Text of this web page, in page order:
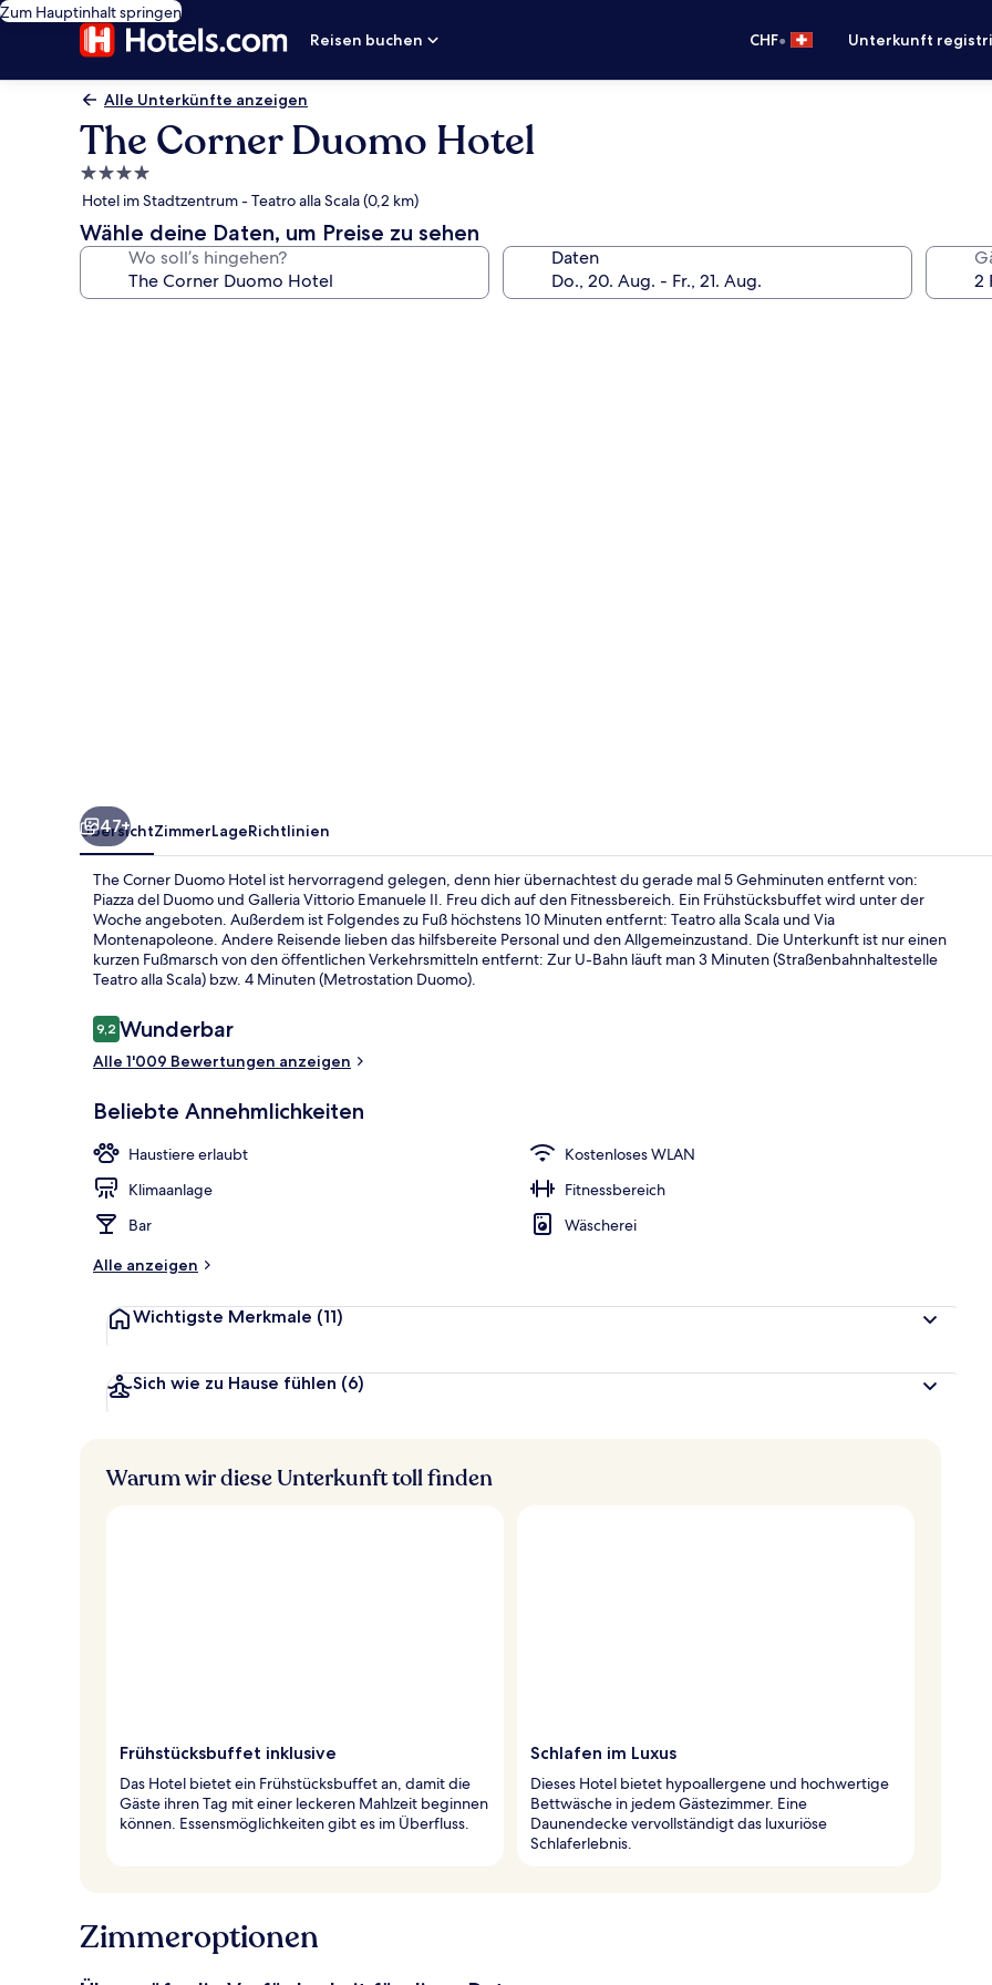
Zum Hauptinhalt springen
Reisen buchen
CHF• Unterkunft
Alle Unterkünfte anzeigen
The Corner Duomo Hotel
4.0-
Sterne-
Unterkunft
Hotel im Stadtzentrum - Teatro alla Scala (0,2 km)
Wähle deine Daten, um Preise zu sehen
Wo soll’s hingehen? Daten
Suite, 1
47+
ÜbersichtZimmerLageRichtlinien
The Corner Duomo Hotel ist hervorragend gelegen, denn hier übernachtest du gerade mal 5 Gehminuten entfernt von:
Piazza del Duomo und Galleria Vittorio Emanuele II. Freu dich auf den Fitnessbereich. Ein Frühstücksbuffet wird unter der
Woche angeboten. Außerdem ist Folgendes zu Fuß höchstens 10 Minuten entfernt: Teatro alla Scala und Via
Montenapoleone. Andere Reisende lieben das hilfsbereite Personal und den Allgemeinzustand. Die Unterkunft ist nur einen
kurzen Fußmarsch von den öffentlichen Verkehrsmitteln entfernt: Zur U-Bahn läuft man 3 Minuten (Straßenbahnhaltestelle
Teatro alla Scala) bzw. 4 Minuten (Metrostation Duomo).
Bewertungen
9,29,2 von 10.
Wunderbar
Alle 1'009 Bewertungen anzeigen
Beliebte Annehmlichkeiten
Haustiere erlaubt
Kostenloses WLAN
Klimaanlage
Fitnessbereich
Bar
Wäscherei
Alle anzeigen
Wichtigste Merkmale (11)
Sich wie zu Hause fühlen (6)
Warum wir diese Unterkunft toll finden
Frühstücksbuffet inklusive
Das Hotel bietet ein Frühstücksbuffet an, damit die
Gäste ihren Tag mit einer leckeren Mahlzeit beginnen
können. Essensmöglichkeiten gibt es im Überfluss.
Schlafen im Luxus
Dieses Hotel bietet hypoallergene und hochwertige
Bettwäsche in jedem Gästezimmer. Eine
Daunendecke vervollständigt das luxuriöse
Schlaferlebnis.
Zimmeroptionen